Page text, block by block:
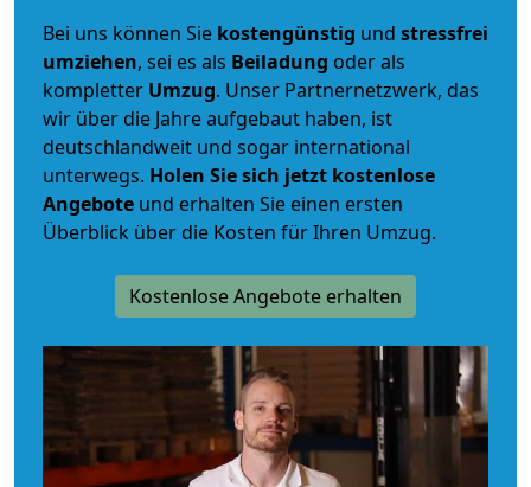
Bei uns können Sie kostengünstig und stressfrei
umziehen, sei es als Beiladung oder als
kompletter Umzug. Unser Partnernetzwerk, das
wir über die Jahre aufgebaut haben, ist
deutschlandweit und sogar international
unterwegs. Holen Sie sich jetzt kostenlose
Angebote und erhalten Sie einen ersten
Überblick über die Kosten für Ihren Umzug.
Kostenlose Angebote erhalten